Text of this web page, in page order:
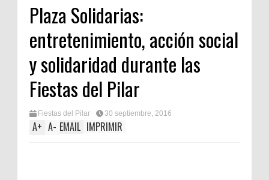
Plaza Solidarias:
entretenimiento, acción social
y solidaridad durante las
Fiestas del Pilar
Fiestas del Pilar 30 septiembre, 2016
A+ A- EMAIL IMPRIMIR